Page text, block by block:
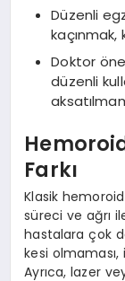
Düzenli
kaçınmak,
Doktor
düzenli
Farkı
Klasik
süreci ve ağrı
hastalara çok
kesi olmaması,
Ayrıca, lazer